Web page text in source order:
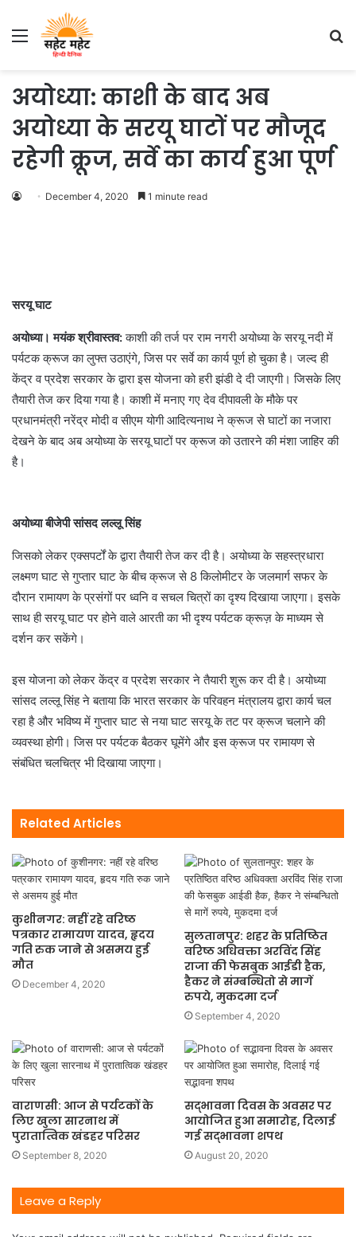
Menu
अयोध्या: काशी के बाद अब
अयोध्या के सरयू घाटों पर मौजूद
रहेगी क्रूज, सर्वे का कार्य हुआ पूर्ण
December 4, 2020 1 minute read
सरयू घाट
अयोध्या। मयंक श्रीवास्तव:काशी की तर्ज पर राम नगरी अयोध्या के सरयू नदी में
पर्यटक क्रूज का लुफ्त उठाएंगे, जिस पर सर्वे का कार्य पूर्ण हो चुका है। जल्द ही
केंद्र व प्रदेश सरकार के द्वारा इस योजना को हरी झंडी दे दी जाएगी। जिसके लिए
तैयारी तेज कर दिया गया है। काशी में मनाए गए देव दीपावली के मौके पर
प्रधानमंत्री नरेंद्र मोदी व सीएम योगी आदित्यनाथ ने क्रूज से घाटों का नजारा
देखने के बाद अब अयोध्या के सरयू घाटों पर क्रूज को उतारने की मंशा जाहिर की
है।
अयोध्या बीजेपी सांसद लल्लू सिंह
जिसको लेकर एक्सपर्टों के द्वारा तैयारी तेज कर दी है। अयोध्या के सहस्त्रधारा
लक्ष्मण घाट से गुप्तार घाट के बीच क्रूज से 8 किलोमीटर के जलमार्ग सफर के
दौरान रामायण के प्रसंगों पर ध्वनि व सचल चित्रों का दृश्य दिखाया जाएगा। इसके
साथ ही सरयू घाट पर होने वाले आरती का भी दृश्य पर्यटक क्रूज़ के माध्यम से
दर्शन कर सकेंगे।
इस योजना को लेकर केंद्र व प्रदेश सरकार ने तैयारी शुरू कर दी है। अयोध्या
सांसद लल्लू सिंह ने बताया कि भारत सरकार के परिवहन मंत्रालय द्वारा कार्य चल
रहा है और भविष्य में गुप्तार घाट से नया घाट सरयू के तट पर क्रूज चलाने की
व्यवस्था होगी। जिस पर पर्यटक बैठकर घूमेंगे और इस क्रूज पर रामायण से
संबंधित चलचित्र भी दिखाया जाएगा।
Related Articles
कुशीनगर: नहीं रहे वरिष्ठ
पत्रकार रामायण यादव, हृदय
गति रुक जाने से असमय हुई
मौत
December 4, 2020
सुलतानपुर: शहर के प्रतिष्ठित
वरिष्ठ अधिवक्ता अरविंद सिंह
राजा की फेसबुक आईडी हैक,
हैकर ने संम्बन्धितो से मागें
रुपये, मुकदमा दर्ज
September 4, 2020
वाराणसी: आज से पर्यटकों के
लिए खुला सारनाथ में
पुरातात्विक खंडहर परिसर
September 8, 2020
सद्भावना दिवस के अवसर पर
आयोजित हुआ समारोह, दिलाई
गई सद्भावना शपथ
August 20, 2020
Leave a Reply